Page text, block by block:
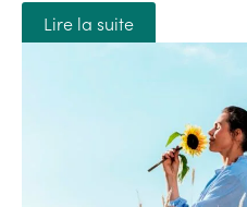
Lire la suite